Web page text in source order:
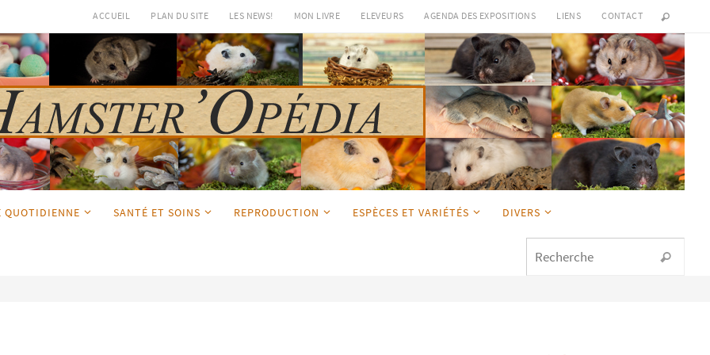
ACCUEIL PLAN DU SITE LES NEWS! MON LIVRE ELEVEURS AGENDA DES EXPOSITIONS LIENS CONTACT
QUOTIDIENNE SANTÉ ET SOINS REPRODUCTION ESPÈCES ET VARIÉTÉS DIVERS
Recherche